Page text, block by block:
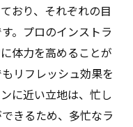
めの東照宮駅での
おり、それぞれの目
。プロのインストラ
体力を高めることが
リフレッシュ効果を
に近い立地は、忙し
きるため、多忙なラ